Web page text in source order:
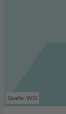
Quelle: WSI